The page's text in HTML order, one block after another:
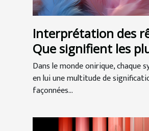
Interprétation des
Que signifient les
dans nos songes ?
Dans le monde onirique, chaque
en lui une multitude de
façonnées...